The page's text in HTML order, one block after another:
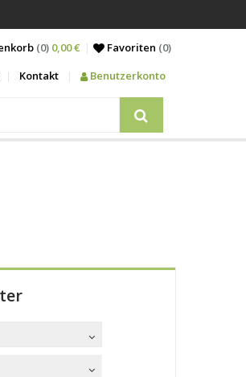
(0) 0,00 € Favoriten (0)
Kontakt Benutzerkonto